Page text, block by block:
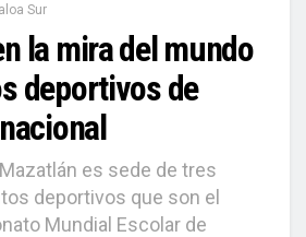
Sur
la mira del mundo
deportivos de
es sede de tres
deportivos que son el
Mundial Escolar de